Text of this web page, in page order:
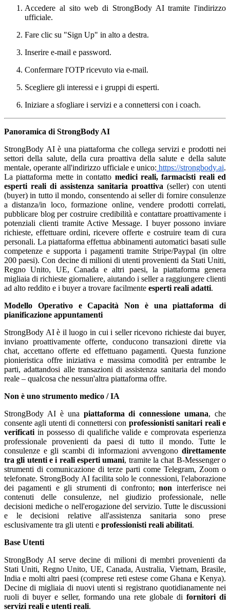
Accedere al sito web di StrongBody AI tramite l'indirizzo
ufficiale.
Fare clic su "Sign Up" in alto a destra.
Inserire e-mail e password.
Confermare l'OTP ricevuto via e-mail.
Scegliere gli interessi e i gruppi di esperti.
Iniziare a sfogliare i servizi e a connettersi con i coach.
Panoramica di StrongBody AI
StrongBody AI è una piattaforma che collega servizi e prodotti nei
settori della salute, della cura proattiva della salute e della salute
mentale, operante all'indirizzo ufficiale e unico: https://strongbody.ai.
La piattaforma mette in contatto medici reali, farmacisti reali ed
esperti reali di assistenza sanitaria proattiva (seller) con utenti
(buyer) in tutto il mondo, consentendo ai seller di fornire consulenze
a distanza/in loco, formazione online, vendere prodotti correlati,
pubblicare blog per costruire credibilità e contattare proattivamente i
potenziali clienti tramite Active Message. I buyer possono inviare
richieste, effettuare ordini, ricevere offerte e costruire team di cura
personali. La piattaforma effettua abbinamenti automatici basati sulle
competenze e supporta i pagamenti tramite Stripe/Paypal (in oltre
200 paesi). Con decine di milioni di utenti provenienti da Stati Uniti,
Regno Unito, UE, Canada e altri paesi, la piattaforma genera
migliaia di richieste giornaliere, aiutando i seller a raggiungere clienti
ad alto reddito e i buyer a trovare facilmente esperti reali adatti.
Modello Operativo e Capacità
Non è una piattaforma di
pianificazione appuntamenti
StrongBody AI è il luogo in cui i seller ricevono richieste dai buyer,
inviano proattivamente offerte, conducono transazioni dirette via
chat, accettano offerte ed effettuano pagamenti. Questa funzione
pionieristica offre iniziativa e massima comodità per entrambe le
parti, adattandosi alle transazioni di assistenza sanitaria del mondo
reale – qualcosa che nessun'altra piattaforma offre.
Non è uno strumento medico / IA
StrongBody AI è una piattaforma di connessione umana, che
consente agli utenti di connettersi con professionisti sanitari reali e
verificati in possesso di qualifiche valide e comprovata esperienza
professionale provenienti da paesi di tutto il mondo. Tutte le
consulenze e gli scambi di informazioni avvengono direttamente
tra gli utenti e i reali esperti umani, tramite la chat B-Messenger o
strumenti di comunicazione di terze parti come Telegram, Zoom o
telefonate. StrongBody AI facilita solo le connessioni, l'elaborazione
dei pagamenti e gli strumenti di confronto;non interferisce nei
contenuti delle consulenze, nel giudizio professionale, nelle
decisioni mediche o nell'erogazione del servizio. Tutte le discussioni
e le decisioni relative all'assistenza sanitaria sono prese
esclusivamente tra gli utenti e professionisti reali abilitati.
Base Utenti
StrongBody AI serve decine di milioni di membri provenienti da
Stati Uniti, Regno Unito, UE, Canada, Australia, Vietnam, Brasile,
India e molti altri paesi (comprese reti estese come Ghana e Kenya).
Decine di migliaia di nuovi utenti si registrano quotidianamente nei
ruoli di buyer e seller, formando una rete globale di fornitori di
servizi reali e utenti reali.